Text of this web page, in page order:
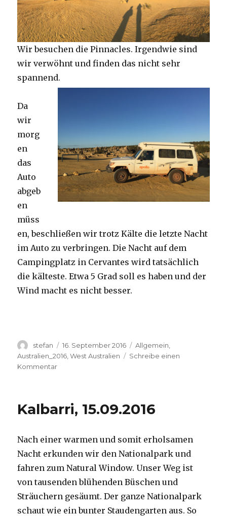
Wir besuchen die Pinnacles. Irgendwie sind
wir verwöhnt und finden das nicht sehr
spannend.
Da
wir
morg
en
das
Auto
abgeb
en
müss
en, beschließen wir trotz Kälte die letzte Nacht
im Auto zu verbringen. Die Nacht auf dem
Campingplatz in Cervantes wird tatsächlich
die kälteste. Etwa 5 Grad soll es haben und der
Wind macht es nicht besser.
Autor
stefan
Veröffentlicht
am
16. September 2016 Kategorien
Allgemein
Australien_2016 ,West Australien
Schreibe einen
Kommentarzu
Kalbarri, 15.09.2016
Nach einer warmen und somit erholsamen
Nacht erkunden wir den Nationalpark und
fahren zum Natural Window. Unser Weg ist
von tausenden blühenden Büschen und
Sträuchern gesäumt. Der ganze Nationalpark
schaut wie ein bunter Staudengarten aus. So